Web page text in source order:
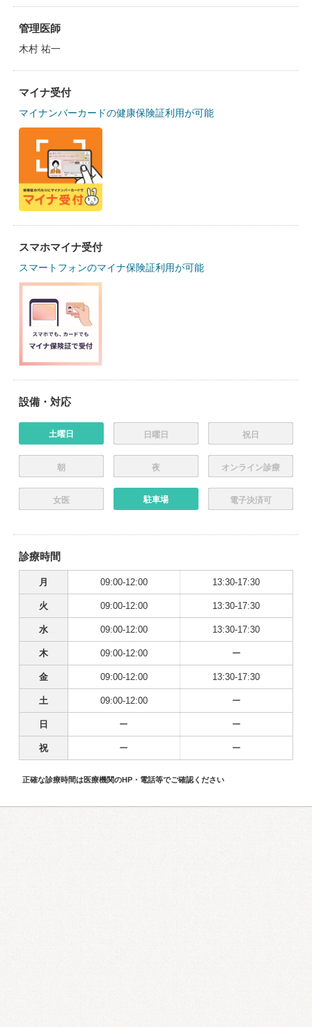
管理医師
木村 祐一
マイナ受付
マイナンバーカードの健康保険証利用が可能
スマホマイナ受付
スマートフォンのマイナ保険証利用が可能
設備・対応
土曜日 日曜日 祝日
朝 夜 オンライン診療
女医 駐車場 電子決済可
診療時間
月 09:00-12:00 13:30-17:30
火 09:00-12:00 13:30-17:30
水 09:00-12:00 13:30-17:30
木 09:00-12:00 ー
金 09:00-12:00 13:30-17:30
土 09:00-12:00 ー
日 ー ー
祝 ー ー
正確な診療時間は医療機関のHP・電話等でご確認ください